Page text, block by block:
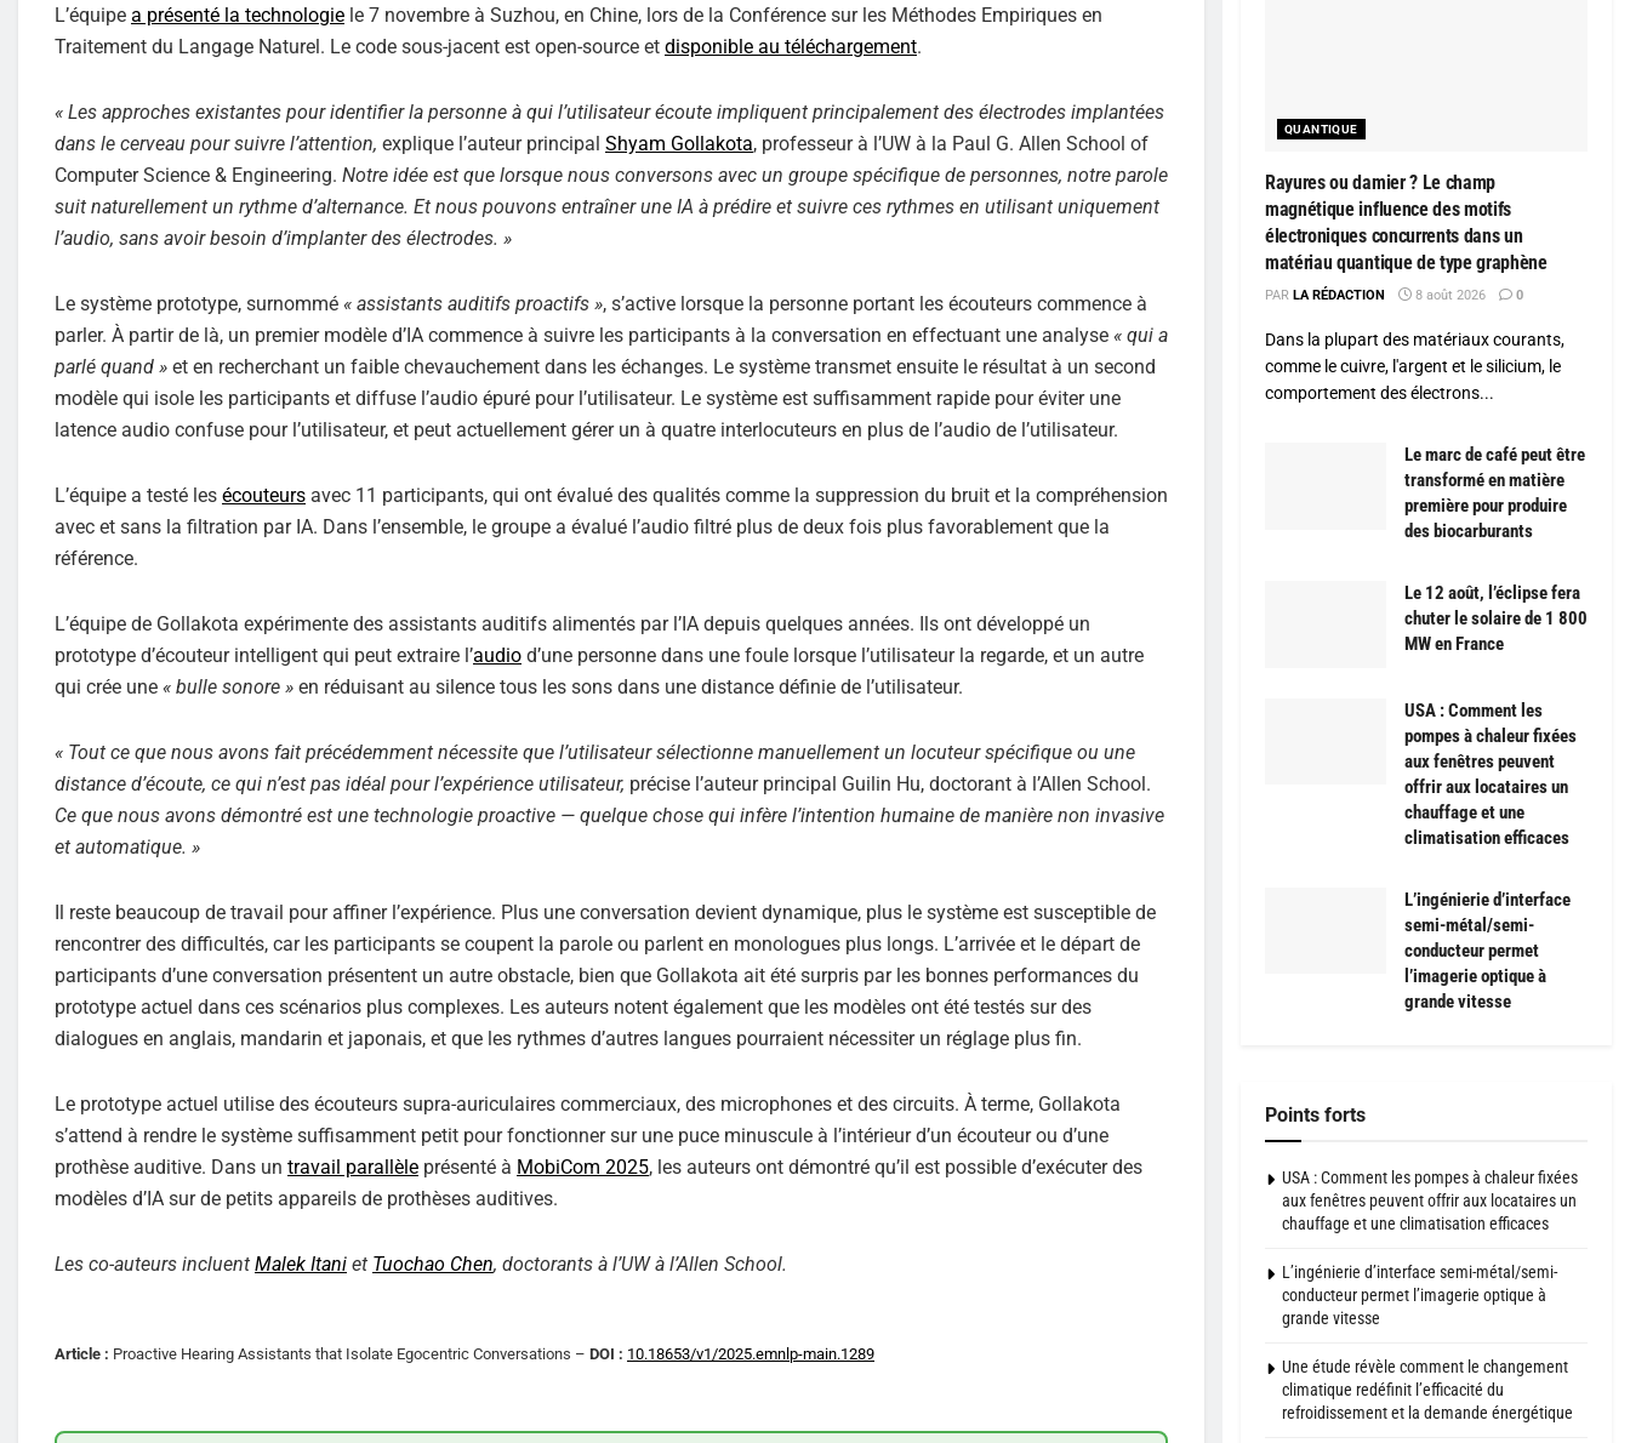
L’équipe a présenté la technologie le 7 novembre à Suzhou, en Chine, lors de la Conférence sur les Méthodes Empiriques en
Traitement du Langage Naturel. Le code sous-jacent est open-source et disponible au téléchargement.
« Les approches existantes pour identifier la personne à qui l’utilisateur écoute impliquent principalement des électrodes implantées
dans le cerveau pour suivre l’attention, explique l’auteur principal Shyam Gollakota, professeur à l’UW à la Paul G. Allen School of
Computer Science & Engineering. Notre idée est que lorsque nous conversons avec un groupe spécifique de personnes, notre parole
suit naturellement un rythme d’alternance. Et nous pouvons entraîner une IA à prédire et suivre ces rythmes en utilisant uniquement
l’audio, sans avoir besoin d’implanter des électrodes. »
Le système prototype, surnommé « assistants auditifs proactifs », s’active lorsque la personne portant les écouteurs commence à
parler. À partir de là, un premier modèle d’IA commence à suivre les participants à la conversation en effectuant une analyse « qui a
parlé quand » et en recherchant un faible chevauchement dans les échanges. Le système transmet ensuite le résultat à un second
modèle qui isole les participants et diffuse l’audio épuré pour l’utilisateur. Le système est suffisamment rapide pour éviter une
latence audio confuse pour l’utilisateur, et peut actuellement gérer un à quatre interlocuteurs en plus de l’audio de l’utilisateur.
L’équipe a testé les écouteurs avec 11 participants, qui ont évalué des qualités comme la suppression du bruit et la compréhension
avec et sans la filtration par IA. Dans l’ensemble, le groupe a évalué l’audio filtré plus de deux fois plus favorablement que la
référence.
L’équipe de Gollakota expérimente des assistants auditifs alimentés par l’IA depuis quelques années. Ils ont développé un
prototype d’écouteur intelligent qui peut extraire l’audio d’une personne dans une foule lorsque l’utilisateur la regarde, et un autre
qui crée une « bulle sonore » en réduisant au silence tous les sons dans une distance définie de l’utilisateur.
« Tout ce que nous avons fait précédemment nécessite que l’utilisateur sélectionne manuellement un locuteur spécifique ou une
distance d’écoute, ce qui n’est pas idéal pour l’expérience utilisateur, précise l’auteur principal Guilin Hu, doctorant à l’Allen School.
Ce que nous avons démontré est une technologie proactive — quelque chose qui infère l’intention humaine de manière non invasive
et automatique. »
Il reste beaucoup de travail pour affiner l’expérience. Plus une conversation devient dynamique, plus le système est susceptible de
rencontrer des difficultés, car les participants se coupent la parole ou parlent en monologues plus longs. L’arrivée et le départ de
participants d’une conversation présentent un autre obstacle, bien que Gollakota ait été surpris par les bonnes performances du
prototype actuel dans ces scénarios plus complexes. Les auteurs notent également que les modèles ont été testés sur des
dialogues en anglais, mandarin et japonais, et que les rythmes d’autres langues pourraient nécessiter un réglage plus fin.
Le prototype actuel utilise des écouteurs supra-auriculaires commerciaux, des microphones et des circuits. À terme, Gollakota
s’attend à rendre le système suffisamment petit pour fonctionner sur une puce minuscule à l’intérieur d’un écouteur ou d’une
prothèse auditive. Dans un travail parallèle présenté à MobiCom 2025, les auteurs ont démontré qu’il est possible d’exécuter des
modèles d’IA sur de petits appareils de prothèses auditives.
Les co-auteurs incluent Malek Itani et Tuochao Chen, doctorants à l’UW à l’Allen School.
Article : Proactive Hearing Assistants that Isolate Egocentric Conversations – DOI : 10.18653/v1/2025.emnlp-main.1289
QUANTIQUE
Rayures ou damier ? Le champ
magnétique influence des motifs
électroniques concurrents dans un
matériau quantique de type graphène
PAR LA RÉDACTION 8 août 2026 0
Dans la plupart des matériaux courants,
comme le cuivre, l'argent et le silicium, le
comportement des électrons...
Le marc de café peut être
transformé en matière
première pour produire
des biocarburants
Le 12 août, l’éclipse fera
chuter le solaire de 1 800
MW en France
USA : Comment les
pompes à chaleur fixées
aux fenêtres peuvent
offrir aux locataires un
chauffage et une
climatisation efficaces
L’ingénierie d’interface
semi-métal/semi-
conducteur permet
l’imagerie optique à
grande vitesse
Points forts
USA : Comment les pompes à chaleur fixées
aux fenêtres peuvent offrir aux locataires un
chauffage et une climatisation efficaces
L’ingénierie d’interface semi-métal/semi-
conducteur permet l’imagerie optique à
grande vitesse
Une étude révèle comment le changement
climatique redéfinit l’efficacité du
refroidissement et la demande énergétique